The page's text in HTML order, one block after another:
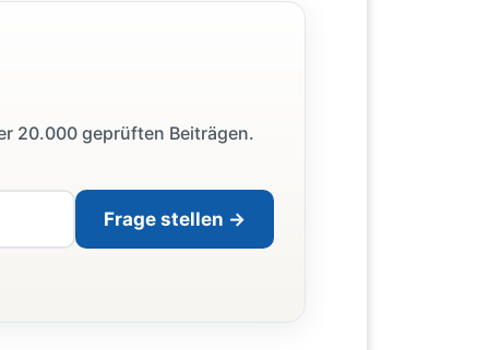
20.000 geprüften Beiträgen.
Frage stellen →